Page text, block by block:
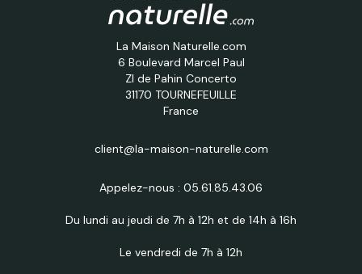
La Maison Naturelle.com
6 Boulevard Marcel Paul
ZI de Pahin Concerto
31170 TOURNEFEUILLE
France
client@la-maison-naturelle.com
Appelez-nous : 05.61.85.43.06
Du lundi au jeudi de 7h à 12h et de 14h à 16h
Le vendredi de 7h à 12h